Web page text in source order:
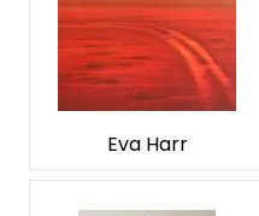
Eva Harr